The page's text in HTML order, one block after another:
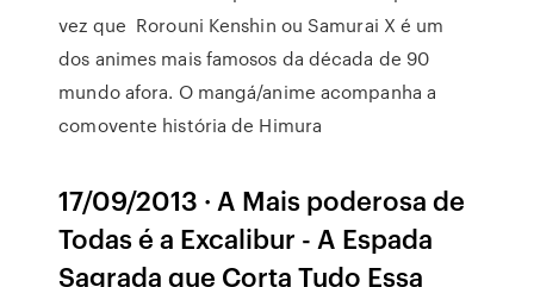
vez que Rorouni Kenshin ou Samurai X é um
dos animes mais famosos da década de 90
mundo afora. O mangá/anime acompanha a
comovente história de Himura
17/09/2013 · A Mais poderosa de
Todas é a Excalibur - A Espada
Sagrada que Corta Tudo Essa